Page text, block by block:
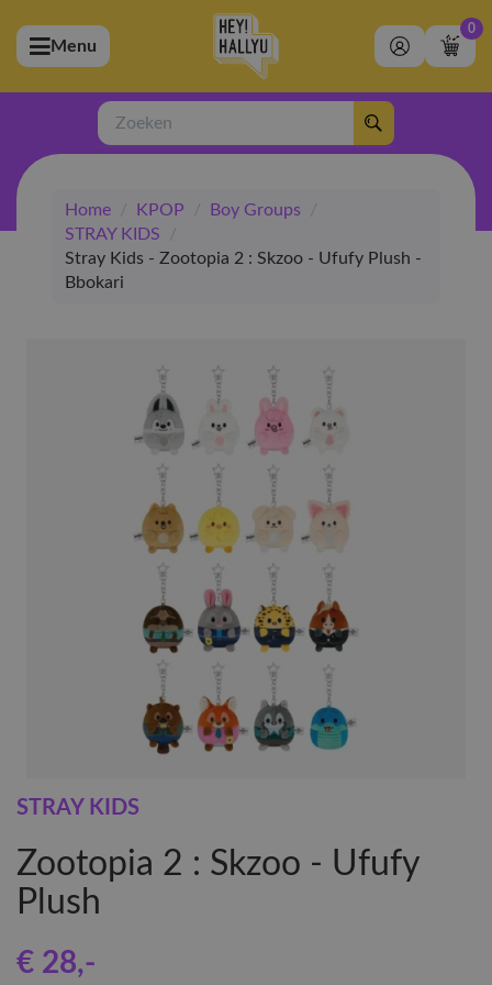
(Artiesten)
(Merchandise)
(Exclusive)
(Winkel)
Menu
0
Zoeken
Home / KPOP / Boy Groups
/
STRAY KIDS
/
Stray Kids - Zootopia 2 : Skzoo - Ufufy Plush -
Bbokari
STRAY KIDS
Zootopia 2 : Skzoo - Ufufy
Plush
€ 28,-